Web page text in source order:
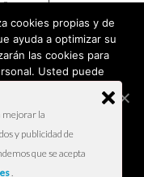
cookies propias y de
ayuda a optimizar su
las cookies para
Usted puede
puede cambiar su
Encontrará más
configuración en
.
mejorar la
y publicidad de
que se acepta
.